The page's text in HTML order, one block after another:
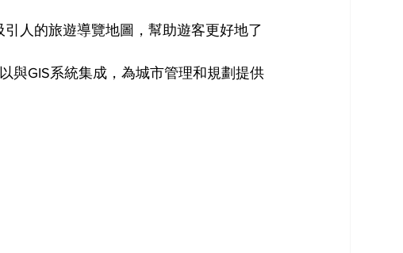
引人的旅遊導覽地圖，幫助遊客更好地了
與GIS系統集成，為城市管理和規劃提供